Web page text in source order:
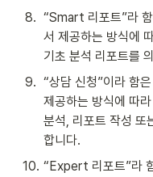
8. “Smart 리포트”라
서 제공하는 방식에
기초 분석 리포트를
9. “상담 신청”이라 함
제공하는 방식에 따
분석, 리포트 작성 또
합니다.
10. “Expert 리포트”라